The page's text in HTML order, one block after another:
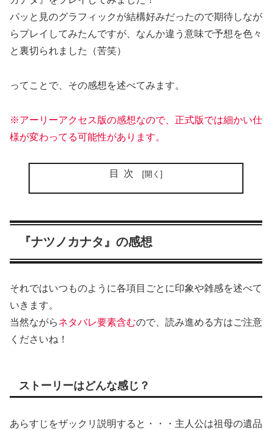
パッと見のグラフィックが結構好みだったので期待しなが
らプレイしてみたんですが、なんか違う意味で予想を色々
と裏切られました（苦笑）
ってことで、その感想を述べてみます。
※アーリーアクセス版の感想なので、正式版では細かい仕
様が変わってる可能性があります。
目次
『ナツノカナタ』の感想
それではいつものように各項目ごとに印象や雑感を述べて
いきます。
当然ながらネタバレ要素含むので、読み進める方はご注意
くださいね！
ストーリーはどんな感じ？
あらすじをザックリ説明すると・・・主人公は祖母の遺品